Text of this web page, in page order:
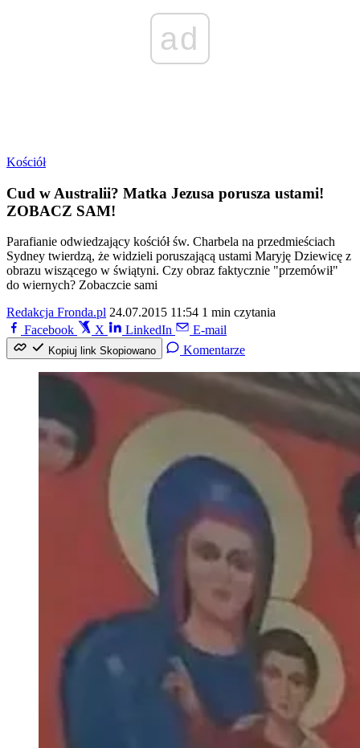
ad
Kościół
Cud w Australii? Matka Jezusa porusza ustami!
ZOBACZ SAM!
Parafianie odwiedzający kościół św. Charbela na przedmieściach
Sydney twierdzą, że widzieli poruszającą ustami Maryję Dziewicę z
obrazu wiszącego w świątyni. Czy obraz faktycznie "przemówił"
do wiernych? Zobaczcie sami
Redakcja Fronda.pl 24.07.2015 11:54 1 min czytania
Facebook
X LinkedIn E-mail
Kopiuj link Skopiowano Komentarze